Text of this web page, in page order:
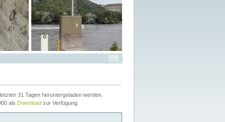
31 Tagen heruntergeladen werden.
als Download zur Verfügung.